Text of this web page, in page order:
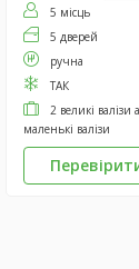
5 місць
5 дверей
ручна
ТАК
2 великі валізи
маленькі валізи